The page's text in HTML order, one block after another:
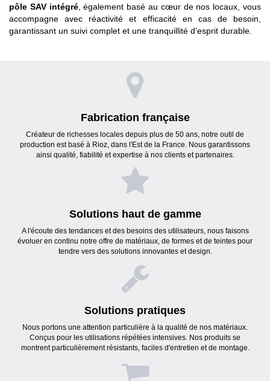
pôle SAV intégré, également basé au cœur de nos locaux, vous
accompagne avec réactivité et efficacité en cas de besoin,
garantissant un suivi complet et une tranquillité d’esprit durable.
Fabrication française
Créateur de richesses locales depuis plus de 50 ans, notre outil de
production est basé à Rioz, dans l'Est de la France. Nous garantissons
ainsi qualité, fiabilité et expertise à nos clients et partenaires.
Solutions haut de gamme
A l'écoute des tendances et des besoins des utilisateurs, nous faisons
évoluer en continu notre offre de matériaux, de formes et de teintes pour
tendre vers des solutions innovantes et design.
Solutions pratiques
Nous portons une attention particulière à la qualité de nos matériaux.
Conçus pour les utilisations répétées intensives. Nos produits se
montrent particulièrement résistants, faciles d'entretien et de montage.